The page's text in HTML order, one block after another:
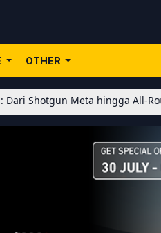
OTHER
Meta hingga All-Rounder Andalan